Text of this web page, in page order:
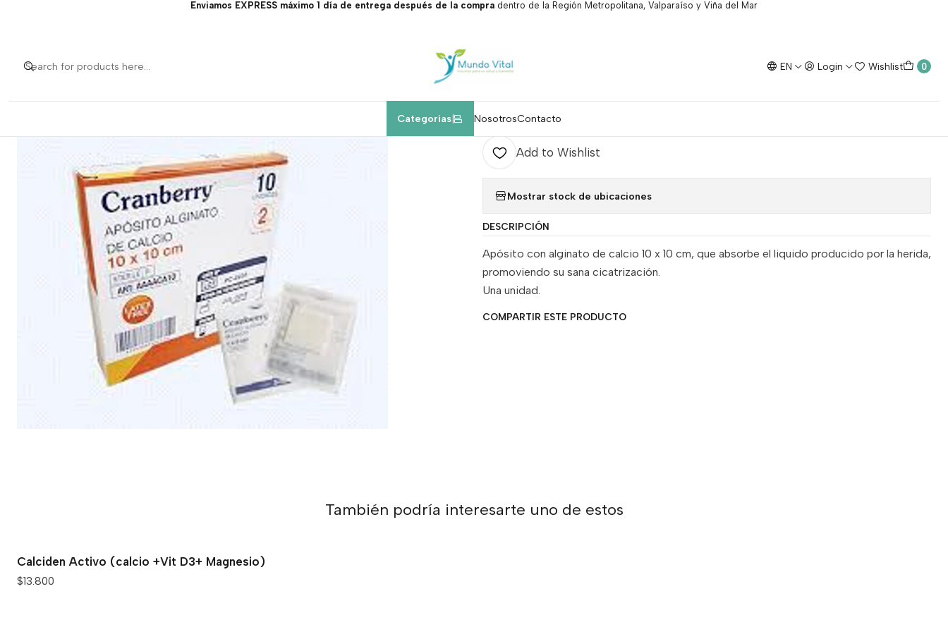
EN Login Wishlist 0
Categorías NosotrosContacto
Enviamos EXPRESS máximo 1 día de entrega después de la compra dentro de la Región Metropolitana, Valparaíso y Viña del Mar
Insumos médicos. Apósito alginato de calcio 10 x 10 cm
|
Apósito alginato de calcio 10 x 10 cm
Quantity
Add to Wishlist
Mostrar stock de ubicaciones
DESCRIPCIÓN
Apósito con alginato de calcio 10 x 10 cm, que absorbe el liquido producido por la herida,
promoviendo su sana cicatrización.
Una unidad.
COMPARTIR ESTE PRODUCTO
También podría interesarte uno de estos
Calciden Activo (calcio +Vit D3+ Magnesio)
$13.800